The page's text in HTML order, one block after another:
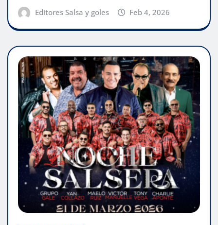
Editores Salsa y goles Feb 4, 2026